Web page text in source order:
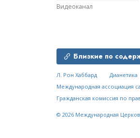
Видеоканал
Близкие по
Л. Рон Хаббард Дианетика
Международная ассоциация
Гражданская комиссия по
© 2026 Международная